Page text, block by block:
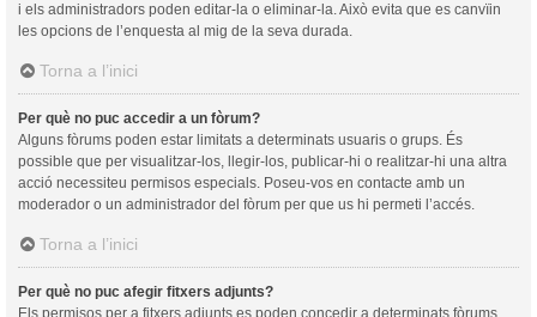
i els administradors poden editar-la o eliminar-la. Això evita que es canvïin
les opcions de l’enquesta al mig de la seva durada.
Torna a l’inici
Per què no puc accedir a un fòrum?
Alguns fòrums poden estar limitats a determinats usuaris o grups. És
possible que per visualitzar-los, llegir-los, publicar-hi o realitzar-hi una altra
acció necessiteu permisos especials. Poseu-vos en contacte amb un
moderador o un administrador del fòrum per que us hi permeti l’accés.
Torna a l’inici
Per què no puc afegir fitxers adjunts?
Els permisos per a fitxers adjunts es poden concedir a determinats fòrums,